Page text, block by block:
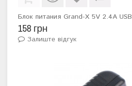
Блок питания Grand-X 5V 2.4A USB
158 грн
Залиште відгук